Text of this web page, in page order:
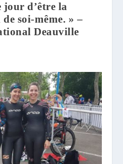
jour d’être la
soi-même. » –
Deauville